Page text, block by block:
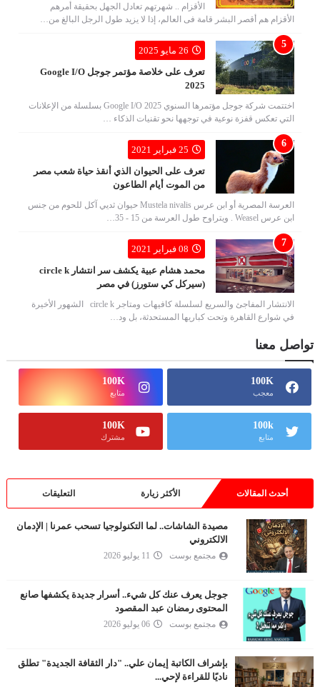
الأقزام .. شهرتهم تعادل الجهل بحقيقة أمرهم
الأقزام هم أقصر البشر قامة فى العالم، إذا لا يزيد طول الرجل البالغ من…
26 مايو 2025
تعرف على خلاصة مؤتمر جوجل Google I/O
2025
اختتمت شركة جوجل مؤتمرها السنوي Google I/O 2025 بسلسلة من الإعلانات
التي تعكس قفزة نوعية في توجهها نحو تقنيات الذكاء …
25 فبراير 2021
تعرف على الحيوان الذي أنقذ حياة شعب مصر
من الموت أيام الطاعون
العرسة المصرية أو ابن عرس Mustela nivalis حيوان ثديي آكل للحوم من جنس
ابن عرس Weasel . ويتراوح طول العرسة من 15 - 35…
08 فبراير 2021
محمد هشام عبية يكشف سر انتشار circle k
(سيركل كي ستورز) في مصر
الانتشار المفاجئ والسريع لسلسلة كافيهات ومتاجر circle k الشهور الأخيرة
في شوارع القاهرة وتحت كباريها المستحدثة، بل ود…
تواصل معنا
100K
معجب
100K
متابع
100k
متابع
100K
مشترك
أحدث المقالات الأكثر زيارة التعليقات
مصيدة الشاشات.. لما التكنولوجيا تسحب عمرنا | الإدمان
الالكتروني
مجتمع بوست 11 يوليو 2026
جوجل يعرف عنك كل شيء.. أسرار جديدة يكشفها صانع
المحتوى رمضان عبد المقصود
مجتمع بوست 06 يوليو 2026
بإشراف الكاتبة إيمان علي.. "دار الثقافة الجديدة" تطلق
ناديًا للقراءة لإحي...